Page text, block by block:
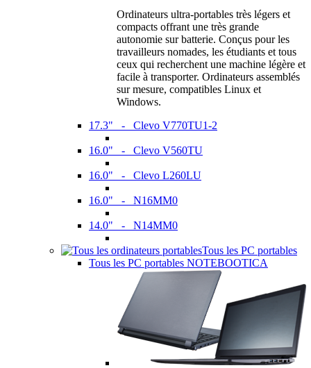
Ordinateurs ultra-portables très légers et
compacts offrant une très grande
autonomie sur batterie. Conçus pour les
travailleurs nomades, les étudiants et tous
ceux qui recherchent une machine légère et
facile à transporter. Ordinateurs assemblés
sur mesure, compatibles Linux et
Windows.
17.3" - Clevo V770TU1-2
16.0" - Clevo V560TU
16.0" - Clevo L260LU
16.0" - N16MM0
14.0" - N14MM0
Tous les PC portables
Tous les PC portables NOTEBOOTICA